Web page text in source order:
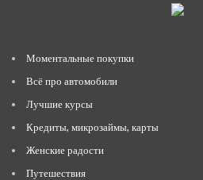
Моментальные покупки
Всё про автомобили
Лучшие курсы
Кредиты, микрозаймы, карты
Женские радости
Путешествия